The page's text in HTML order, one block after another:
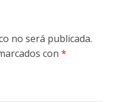
no será publicada.
con *